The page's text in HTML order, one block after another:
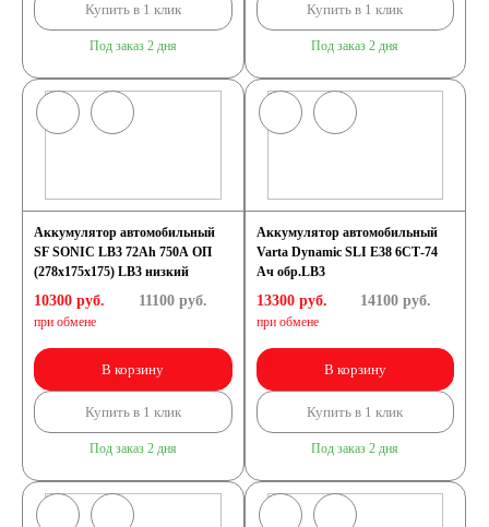
Купить в 1 клик
Под заказ 2 дня
Купить в 1 клик
Под заказ 2 дня
Аккумулятор автомобильный
SF SONIC LB3 72Ah 750A ОП
(278х175х175) LB3 низкий
10300 руб.
при обмене
11100руб.
В корзину
Купить в 1 клик
Под заказ 2 дня
Аккумулятор автомобильный
Varta Dynamic SLI E38 6СТ-74
Ач обр.LB3
13300 руб.
при обмене
14100 руб.
В корзину
Купить в 1 клик
Под заказ 2 дня